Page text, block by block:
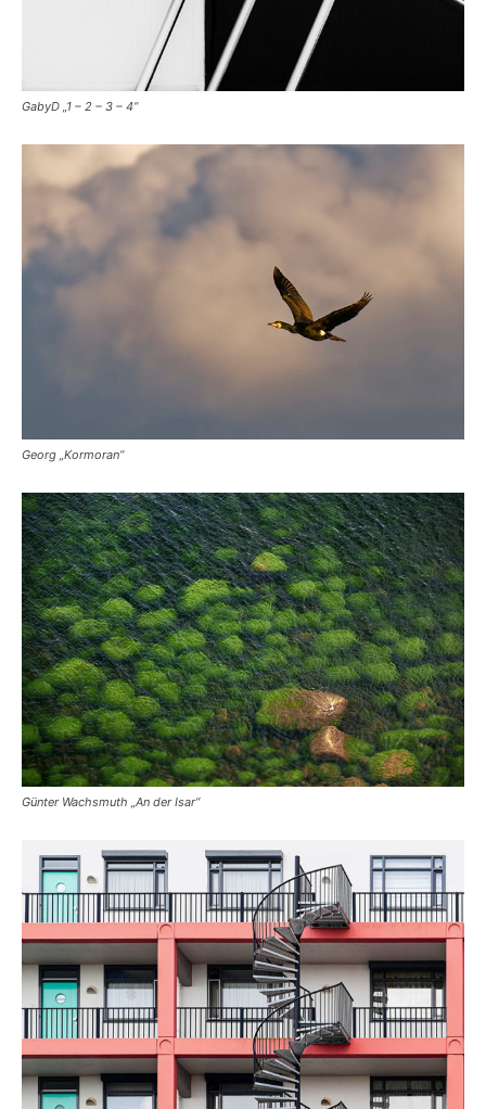
GabyD „1 – 2 – 3 – 4“
Georg „Kormoran“
Günter Wachsmuth „An der Isar“